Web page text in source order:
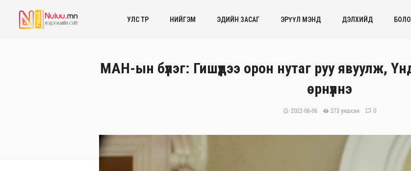
УЛС ТӨР НИЙГЭМ ЭДИЙН ЗАСАГ ЭРҮҮЛ МЭНД ДЭЛХИЙД
МАН-ын бүлэг: Гишүүдээ орон нутаг руу явуулж,
өрнүүлнэ
2022-06-06 273 уншсан 0